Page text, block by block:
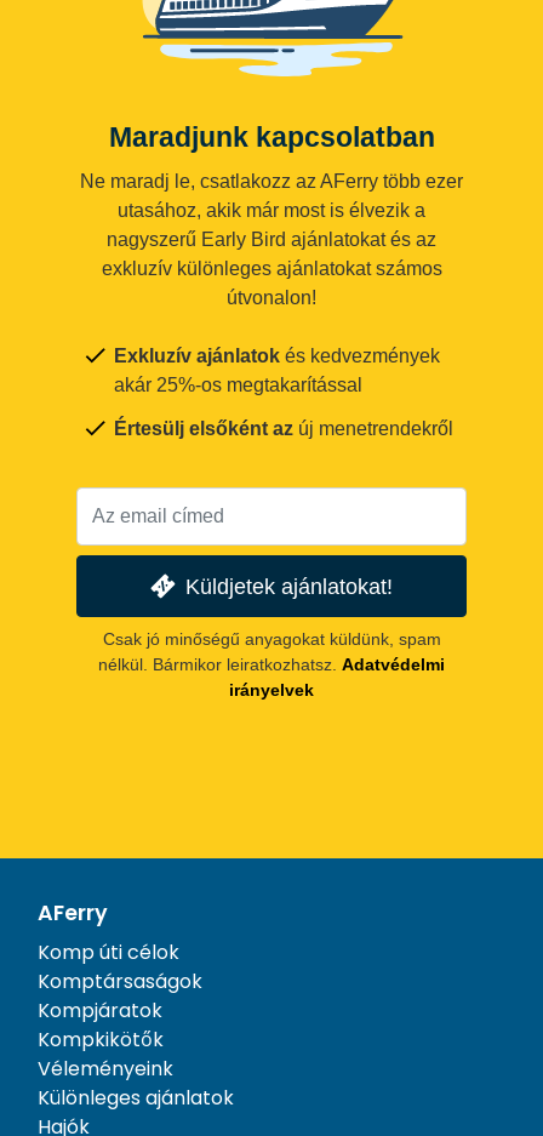
Maradjunk kapcsolatban
Ne maradj le, csatlakozz az AFerry több ezer
utasához, akik már most is élvezik a
nagyszerű Early Bird ajánlatokat és az
exkluzív különleges ajánlatokat számos
útvonalon!
Exkluzív ajánlatok és kedvezmények
akár 25%-os megtakarítással
Értesülj elsőként az új menetrendekről
Küldjetek ajánlatokat!
Csak jó minőségű anyagokat küldünk, spam
nélkül. Bármikor leiratkozhatsz. Adatvédelmi
irányelvek
AFerry
Komp úti célok
Komptársaságok
Kompjáratok
Kompkikötők
Véleményeink
Különleges ajánlatok
Hajók